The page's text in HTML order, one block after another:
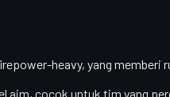
heavy, yang memberi
aim, cocok untuk tim yang